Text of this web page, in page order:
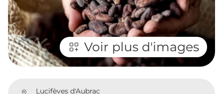
Voir plus d'images
Lucifèves d'Aubrac